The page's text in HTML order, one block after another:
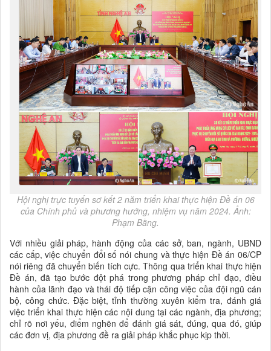
Hội nghị trực tuyến sơ kết 2 năm triển khai thực hiện Đề án 06
của Chính phủ và phương hướng, nhiệm vụ năm 2024. Ảnh:
Phạm Bằng.
Với nhiều giải pháp, hành động của các sở, ban, ngành, UBND
các cấp, việc chuyển đổi số nói chung và thực hiện Đề án 06/CP
nói riêng đã chuyển biến tích cực. Thông qua triển khai thực hiện
Đề án, đã tạo bước đột phá trong phương pháp chỉ đạo, điều
hành của lãnh đạo và thái độ tiếp cận công việc của đội ngũ cán
bộ, công chức. Đặc biệt, tỉnh thường xuyên kiểm tra, đánh giá
việc triển khai thực hiện các nội dung tại các ngành, địa phương;
chỉ rõ nơi yếu, điểm nghẽn để đánh giá sát, đúng, qua đó, giúp
các đơn vị, địa phương đề ra giải pháp khắc phục kịp thời.